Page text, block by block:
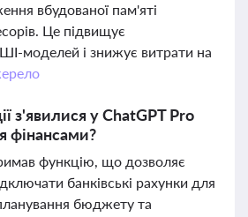
вбудованої пам'яті
Це підвищує
моделей і знижує витрати на
з'явилися у ChatGPT Pro
фінансами?
функцію, що дозволяє
банківські рахунки для
бюджету та